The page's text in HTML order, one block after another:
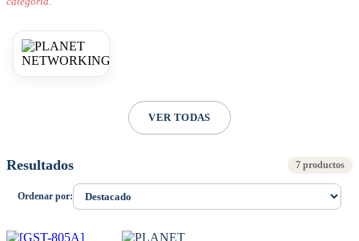
VER TODAS
Resultados 7 productos
Ordenar por: